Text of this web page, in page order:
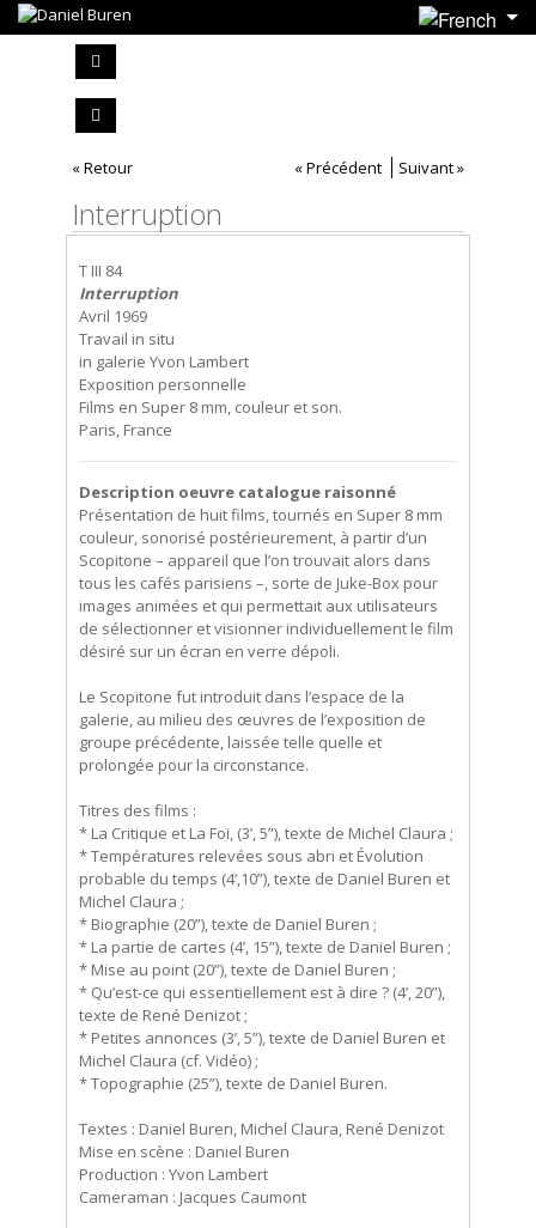
« Retour « Précédent Suivant »
Interruption
T III 84
Interruption
Avril 1969
Travail in situ
in galerie Yvon Lambert
Exposition personnelle
Films en Super 8 mm, couleur et son.
Paris, France
Description oeuvre catalogue raisonné
Présentation de huit films, tournés en Super 8 mm
couleur, sonorisé postérieurement, à partir d’un
Scopitone – appareil que l’on trouvait alors dans
tous les cafés parisiens –, sorte de Juke-Box pour
images animées et qui permettait aux utilisateurs
de sélectionner et visionner individuellement le film
désiré sur un écran en verre dépoli.
Le Scopitone fut introduit dans l’espace de la
galerie, au milieu des œuvres de l’exposition de
groupe précédente, laissée telle quelle et
prolongée pour la circonstance.
Titres des films :
* La Critique et La Foi, (3’, 5”), texte de Michel Claura ;
* Températures relevées sous abri et Évolution
probable du temps (4’,10”), texte de Daniel Buren et
Michel Claura ;
* Biographie (20”), texte de Daniel Buren ;
* La partie de cartes (4’, 15”), texte de Daniel Buren ;
* Mise au point (20”), texte de Daniel Buren ;
* Qu’est-ce qui essentiellement est à dire ? (4’, 20”),
texte de René Denizot ;
* Petites annonces (3’, 5”), texte de Daniel Buren et
Michel Claura (cf. Vidéo) ;
* Topographie (25”), texte de Daniel Buren.
Textes : Daniel Buren, Michel Claura, René Denizot
Mise en scène : Daniel Buren
Production : Yvon Lambert
Cameraman : Jacques Caumont